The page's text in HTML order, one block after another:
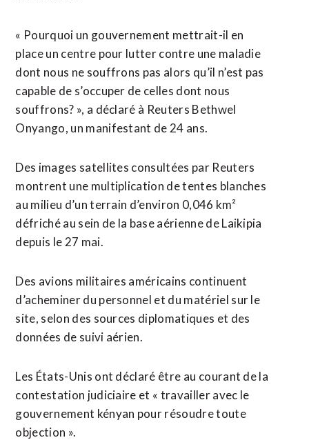
« Pourquoi un gouvernement mettrait-il en
place un centre pour lutter contre une maladie
dont nous ne souffrons pas alors qu’il n’est pas
capable de s’occuper de celles dont nous
souffrons? », a déclaré à Reuters Bethwel
Onyango, un manifestant de 24 ans.
Des images satellites consultées par Reuters
montrent une multiplication de tentes blanches
au milieu d’un terrain d’environ 0,046 km²
défriché au sein de la base aérienne de Laikipia
depuis le 27 mai.
Des avions militaires américains continuent
d’acheminer du personnel et du matériel sur le
site, selon des sources diplomatiques et des
données de suivi aérien.
Les États-Unis ont déclaré être ⁠au courant de la
contestation judiciaire et « travailler avec le
gouvernement kényan pour résoudre toute
objection ».